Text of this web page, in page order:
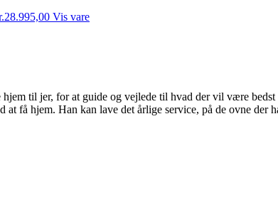
28.995,00 Vis vare
til jer, for at guide og vejlede til hvad der vil være
få hjem. Han kan lave det årlige service, på de ovne der